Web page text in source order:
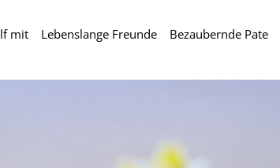
mit Lebenslange Freunde Bezaubernde Pate